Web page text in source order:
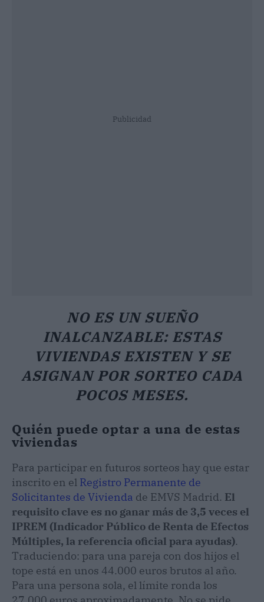
Publicidad
NO ES UN SUEÑO
INALCANZABLE: ESTAS
VIVIENDAS EXISTEN Y SE
ASIGNAN POR SORTEO CADA
POCOS MESES.
Quién puede optar a una de estas
viviendas
Para participar en futuros sorteos hay que estar
inscrito en el Registro Permanente de
Solicitantes de Vivienda de EMVS Madrid. El
requisito clave es no ganar más de 3,5 veces el
IPREM (Indicador Público de Renta de Efectos
Múltiples, la referencia oficial para ayudas).
Traduciendo: para una pareja con dos hijos el
tope está en unos 44.000 euros brutos al año.
Para una persona sola, el límite ronda los